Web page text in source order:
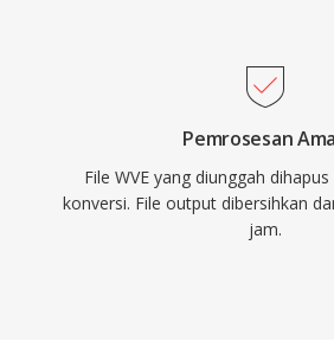
Pemrosesan
File WVE yang diunggah
konversi. File output dibersihkan
jam.